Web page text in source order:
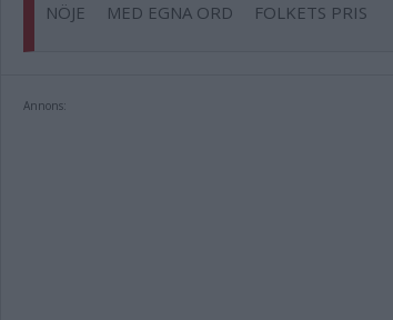
NÖJE
MED EGNA ORD FOLKETS PRIS
Annons: